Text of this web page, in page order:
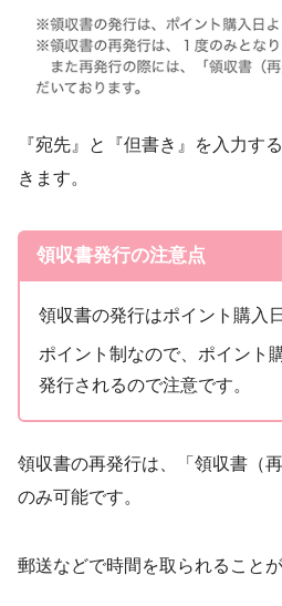
『宛先』と『但書き』を入力す
きます。
領収書発行の注意点
領収書の発行はポイント購入
ポイント制なので、ポイント
発行されるので注意です。
領収書の再発行は、「領収書（
のみ可能です。
郵送などで時間を取られることが